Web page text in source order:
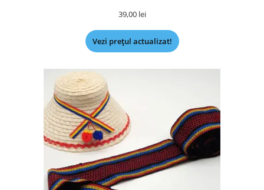
39,00 lei
Vezi prețul actualizat!